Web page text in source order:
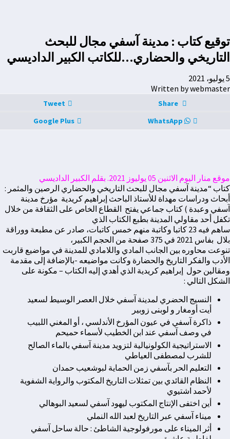
توقيع كتاب : مدينة آسفي مجال للبحث
التاريخي والحضاري…للكاتب الكبير الداديسي
5 يوليو، 2021
Written by webmaster
Share
Tweet
WhatsApp
Google Plus
موقع منار اليوم الاثنين 05 يوليوز 2021. بقلم الكبير الداديسي
كتاب “مدينة آسفي مجال للبحث التاريخي والحضاري الرصين والمثمر :
أبحاث ودراسات مهداة للأستاذ الباحث إبراهيم كريدية مؤرخ مدينة
آسفي وعبدة ) كتاب جماعي يفتح القطاع الخاص على الثقافة من خلال
تكفل أحد مقاولي المدينة بطبع الكتاب الذي
ساهم فيه 23 كاتبا وكاتبة منهم خمس كاتبات، صادر عن مطبعة ووراقة
بلال بفاس 2021 في 375 صفحة من الحجم الكبير،
تنوعت محاوره بين الجانب المادي واللامادي للمدينة في مواضيع قاربت
الأدب والفكر التاريخ والحضارة وكانت مواضيعه -بالإضافة إلى مقدمة
ومقالين حول إبراهيم كريدية الذي أهدي إليه الكتاب – مكونة على
الشكل التالي :
النسيج الحضري لمدينة آسفي خلال العصر الوسيط لسعيد
أيت أومغار و لوبنى زوبير
ذاكرة آسفي في عيون المؤرخ الأندلسي ، أو المغني اللبيب
في وصف آسفي عند ابن الخطيب لأسماء حميحم
الاستراتيجية الكولونيالية لتزويد مدينة آسفي بالماء الصالح
للشرب لمصطفى العياطي
التعليم الحر بآسفي زمن الحماية لبوشعيب حمدان
النظام القائدي بين تمثلات التاريخ المكتوب والرواية الشفوية
لأحمد اشتيوي
أين اختفى الإنتاج المكتوب ليهود آسفي لسعيد البوهالي
ميناء آسفي عبر التاريخ لعبد الله النملي
أثر الميناء على مورفولوجية الشاطئ : حالة ساحل آسفي